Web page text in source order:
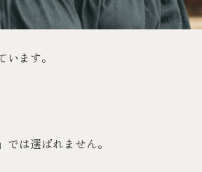
ます。
は選ばれません。